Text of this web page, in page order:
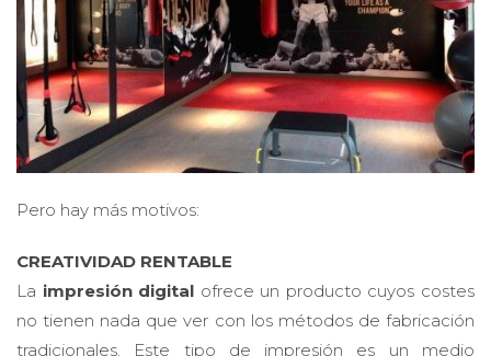
Pero hay más motivos:
CREATIVIDAD RENTABLE
La impresión digital ofrece un producto cuyos costes
no tienen nada que ver con los métodos de fabricación
tradicionales. Este tipo de impresión es un medio